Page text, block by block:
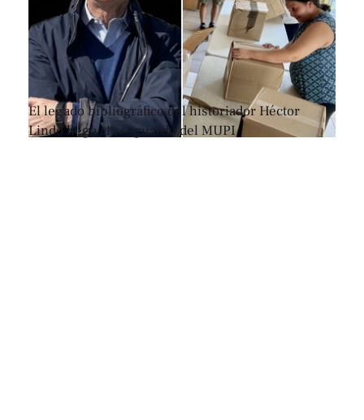
El legado bibliográfico del historiador Héctor
Lindo llega al resguardo del MUPI